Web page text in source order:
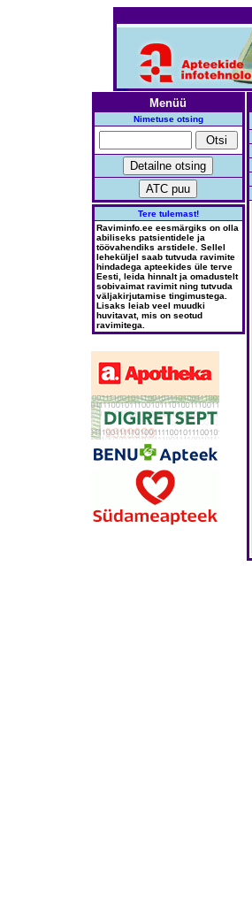
Menüü
Nimetuse otsing
Tere tulemast!
Raviminfo.ee eesmärgiks on olla
abiliseks patsientidele ja
töövahendiks arstidele. Sellel
leheküljel saab tutvuda ravimite
hindadega apteekides üle terve
Eesti, leida hinnalt ja omadustelt
sobivaimat ravimit ning tutvuda
väljakirjutamise tingimustega.
Lisaks leiab veel muudki
huvitavat, mis on seotud
ravimitega.